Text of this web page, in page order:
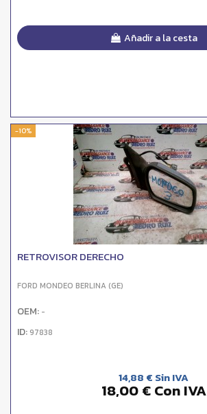
Añadir a la cesta
-10%
RETROVISOR DERECHO
FORD MONDEO BERLINA (GE)
OEM: -
ID: 97838
14,88 € Sin IVA
18,00 € Con IVA